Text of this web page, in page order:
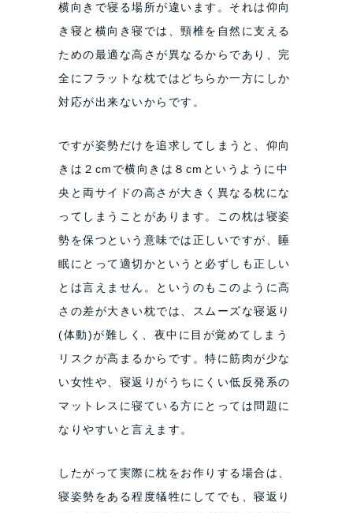
横向きで寝る場所が違います。それは仰向
き寝と横向き寝では、頸椎を自然に支える
ための最適な高さが異なるからであり、完
全にフラットな枕ではどちらか一方にしか
対応が出来ないからです。
ですが姿勢だけを追求してしまうと、仰向
きは２cmで横向きは８cmというように中
央と両サイドの高さが大きく異なる枕にな
ってしまうことがあります。この枕は寝姿
勢を保つという意味では正しいですが、睡
眠にとって適切かというと必ずしも正しい
とは言えません。というのもこのように高
さの差が大きい枕では、スムーズな寝返り
(体動)が難しく、夜中に目が覚めてしまう
リスクが高まるからです。 特に筋肉が少な
い女性や、寝返りがうちにくい低反発系の
マットレスに寝ている方にとっては問題に
なりやすいと言えます。
したがって実際に枕をお作りする場合は、
寝姿勢をある程度犠牲にしてでも、寝返り